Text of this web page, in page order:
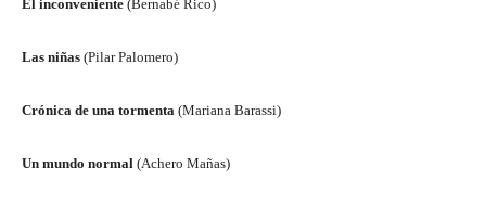
El inconveniente (Bernabé Rico)
Las niñas (Pilar Palomero)
Crónica de una tormenta (Mariana Barassi)
Un mundo normal (Achero Mañas)